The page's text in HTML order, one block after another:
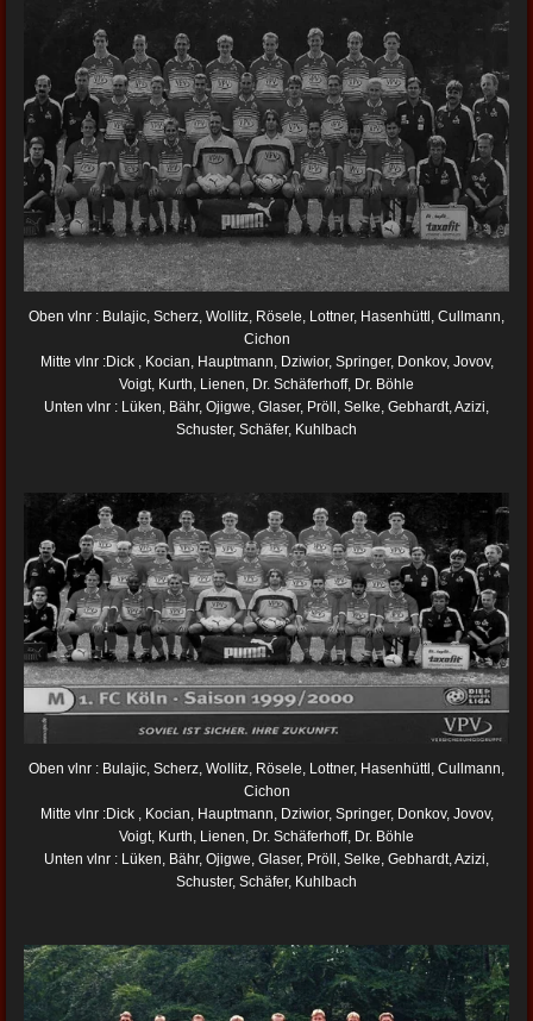
Oben vlnr : Bulajic, Scherz, Wollitz, Rösele, Lottner, Hasenhüttl, Cullmann,
Cichon
Mitte vlnr :Dick , Kocian, Hauptmann, Dziwior, Springer, Donkov, Jovov,
Voigt, Kurth, Lienen, Dr. Schäferhoff, Dr. Böhle
Unten vlnr : Lüken, Bähr, Ojigwe, Glaser, Pröll, Selke, Gebhardt, Azizi,
Schuster, Schäfer, Kuhlbach
Oben vlnr : Bulajic, Scherz, Wollitz, Rösele, Lottner, Hasenhüttl, Cullmann,
Cichon
Mitte vlnr :Dick , Kocian, Hauptmann, Dziwior, Springer, Donkov, Jovov,
Voigt, Kurth, Lienen, Dr. Schäferhoff, Dr. Böhle
Unten vlnr : Lüken, Bähr, Ojigwe, Glaser, Pröll, Selke, Gebhardt, Azizi,
Schuster, Schäfer, Kuhlbach